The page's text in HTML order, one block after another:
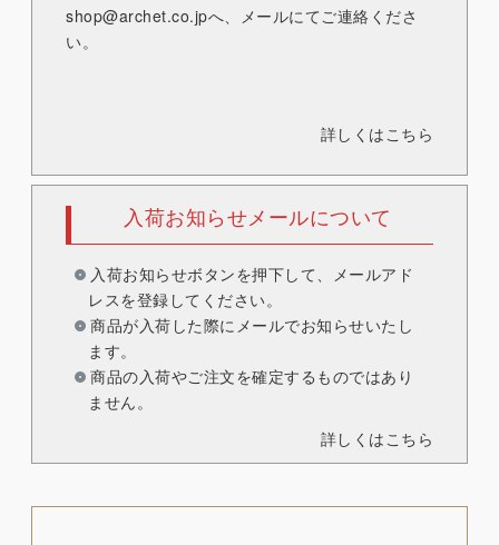
shop@archet.co.jpへ、メールにてご連絡くださ
い。
詳しくはこちら
入荷お知らせメールについて
入荷お知らせボタンを押下して、メールアド
レスを登録してください。
商品が入荷した際にメールでお知らせいたし
ます。
商品の入荷やご注文を確定するものではあり
ません。
詳しくはこちら